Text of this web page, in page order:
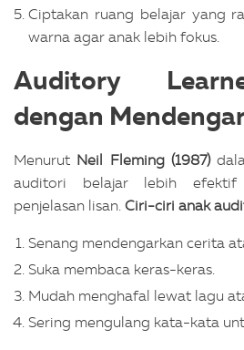
Ciptakan ruang belajar yang
warna agar anak lebih fokus.
Auditory
dengan
Menurut Neil Fleming (1987)
auditori belajar lebih
penjelasan lisan. Ciri-ciri anak
Senang mendengarkan cerita
Suka membaca keras-keras.
Mudah menghafal lewat lagu
Sering mengulang kata-kata